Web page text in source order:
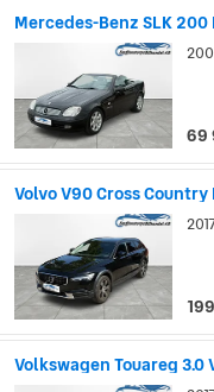
Mercedes-Benz SLK 200
69
Volvo V90 Cross Country